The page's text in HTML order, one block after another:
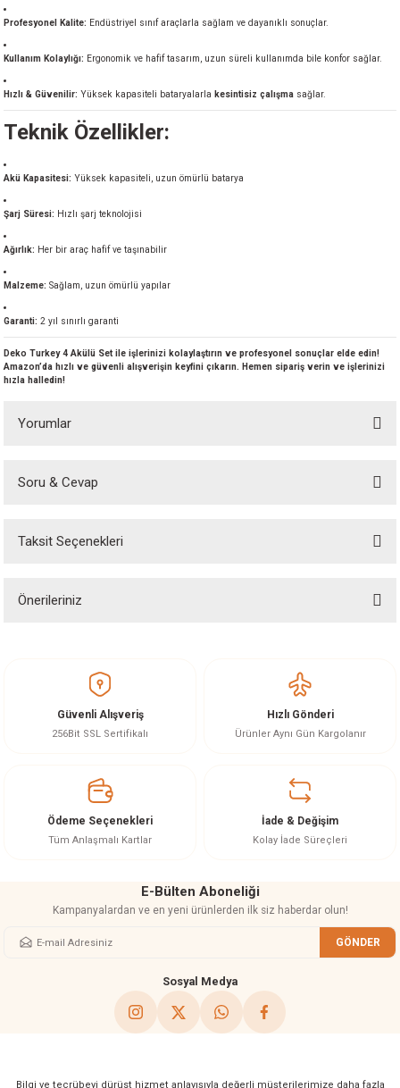
Profesyonel Kalite: Endüstriyel sınıf araçlarla sağlam ve dayanıklı sonuçlar.
Kullanım Kolaylığı: Ergonomik ve hafif tasarım, uzun süreli kullanımda bile konfor sağlar.
Hızlı & Güvenilir: Yüksek kapasiteli bataryalarla kesintisiz çalışma sağlar.
Teknik Özellikler:
Akü Kapasitesi: Yüksek kapasiteli, uzun ömürlü batarya
Şarj Süresi: Hızlı şarj teknolojisi
Ağırlık: Her bir araç hafif ve taşınabilir
Malzeme: Sağlam, uzun ömürlü yapılar
Garanti: 2 yıl sınırlı garanti
Deko Turkey 4 Akülü Set ile işlerinizi kolaylaştırın ve profesyonel sonuçlar elde edin!
Amazon’da hızlı ve güvenli alışverişin keyfini çıkarın. Hemen sipariş verin ve işlerinizi
hızla halledin!
Yorumlar
Soru & Cevap
Ürün hakkında henüz soru sorulmamış.
Taksit Seçenekleri
Önerileriniz
Görüş ve önerileriniz için teşekkür ederiz.
Ürün resmi kalitesiz, bozuk veya görüntülenemiyor.
Ürün bilgilerinde hatalar bulunuyor.
Bu ürüne benzer farklı alternatifler olmalı.
Güvenli Alışveriş
256Bit SSL Sertifikalı
Hızlı Gönderi
Ürünler Aynı Gün Kargolanır
Ödeme Seçenekleri
Tüm Anlaşmalı Kartlar
İade & Değişim
Kolay İade Süreçleri
E-Bülten Aboneliği
Kampanyalardan ve en yeni ürünlerden ilk siz haberdar olun!
GÖNDER
Sosyal Medya
Bilgi ve tecrübeyi dürüst hizmet anlayışıyla değerli müşterilerimize daha fazla